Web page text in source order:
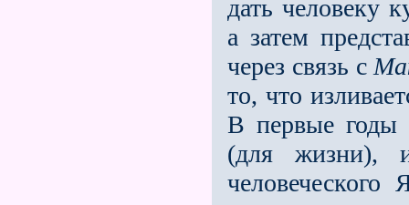
дать человеку
а затем
через связь с
то, что
В первые годы
(для жизни),